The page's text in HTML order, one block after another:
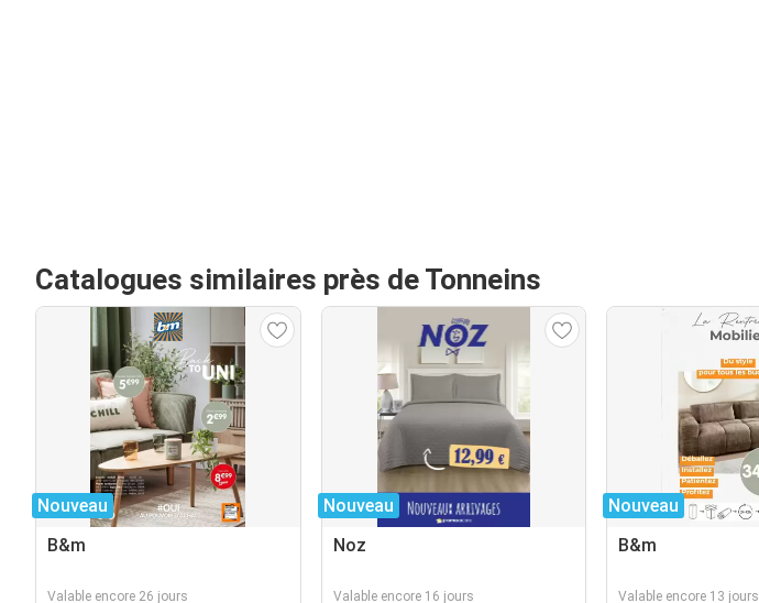
Catalogues similaires près de Tonneins
Nouveau
B&m
Valable encore 26 jours
Nouveau
Noz
Valable encore 16 jours
Nouveau
B&m
Valable encore 13 jours